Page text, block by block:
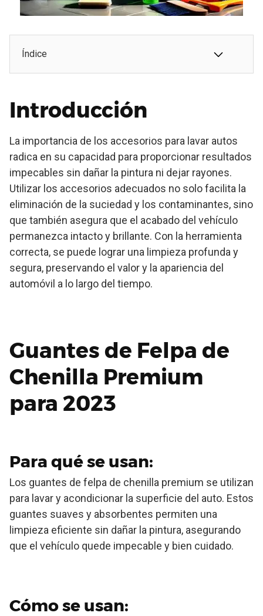
Índice
Introducción
La importancia de los accesorios para lavar autos
radica en su capacidad para proporcionar resultados
impecables sin dañar la pintura ni dejar rayones.
Utilizar los accesorios adecuados no solo facilita la
eliminación de la suciedad y los contaminantes, sino
que también asegura que el acabado del vehículo
permanezca intacto y brillante. Con la herramienta
correcta, se puede lograr una limpieza profunda y
segura, preservando el valor y la apariencia del
automóvil a lo largo del tiempo.
Guantes de Felpa de
Chenilla Premium
para 2023
Para qué se usan:
Los guantes de felpa de chenilla premium se utilizan
para lavar y acondicionar la superficie del auto. Estos
guantes suaves y absorbentes permiten una
limpieza eficiente sin dañar la pintura, asegurando
que el vehículo quede impecable y bien cuidado.
Cómo se usan: